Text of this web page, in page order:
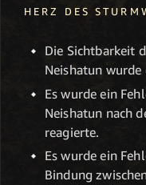
HERZ DES
Die Sichtbarkeit
Neishatun wurde
Es wurde ein
Neishatun nach
reagierte.
Es wurde ein
Bindung